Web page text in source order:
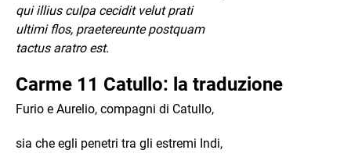
qui illius culpa cecidit velut prati
ultimi flos, praetereunte postquam
tactus aratro est.
Carme 11 Catullo: la traduzione
Furio e Aurelio, compagni di Catullo,
sia che egli penetri tra gli estremi Indi,